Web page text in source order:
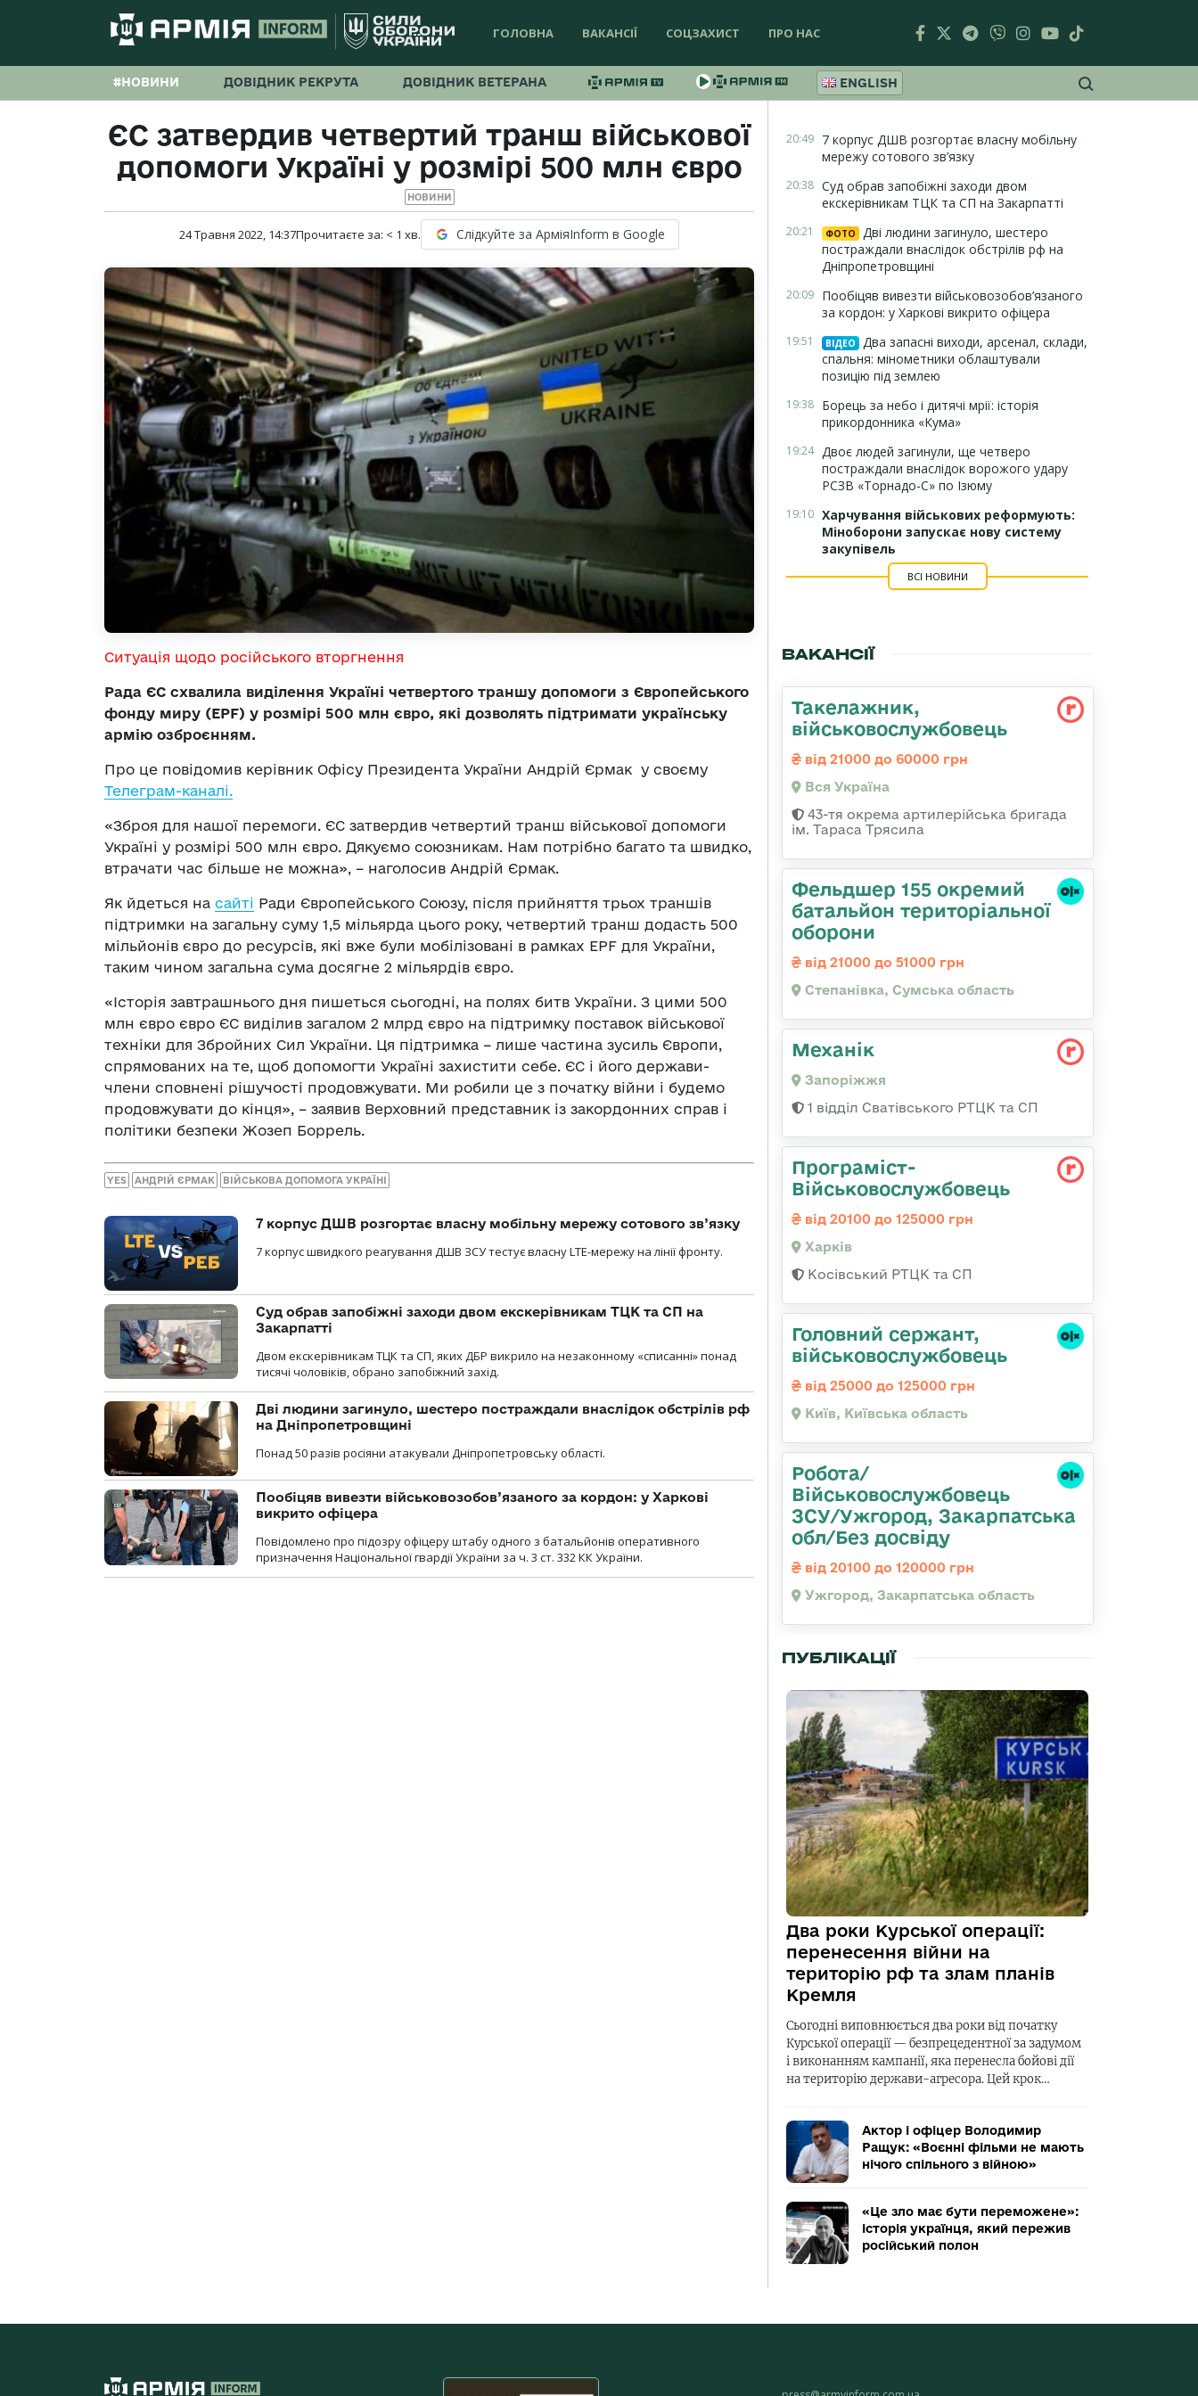
ГОЛОВНА ВАКАНСІЇ СОЦЗАХИСТ ПРО НАС
#НОВИНИ ДОВІДНИК РЕКРУТА ДОВІДНИК ВЕТЕРАНА ENGLISH
ЄС затвердив четвертий транш військової
допомоги Україні у розмірі 500 млн євро
НОВИНИ
24 Травня 2022, 14:37Прочитаєте за: < 1 хв. Слідкуйте за АрміяInform в Google
Ситуація щодо російського вторгнення
Рада ЄС схвалила виділення Україні четвертого траншу допомоги з Європейського
фонду миру (EPF) у розмірі 500 млн євро, які дозволять підтримати українську
армію озброєнням.
Про це повідомив керівник Офісу Президента України Андрій Єрмак у своєму
Телеграм-каналі.
«Зброя для нашої перемоги. ЄС затвердив четвертий транш військової допомоги
Україні у розмірі 500 млн євро. Дякуємо союзникам. Нам потрібно багато та швидко,
втрачати час більше не можна», – наголосив Андрій Єрмак.
Як йдеться на сайті Ради Європейського Союзу, після прийняття трьох траншів
підтримки на загальну суму 1,5 мільярда цього року, четвертий транш додасть 500
мільйонів євро до ресурсів, які вже були мобілізовані в рамках EPF для України,
таким чином загальна сума досягне 2 мільярдів євро.
«Історія завтрашнього дня пишеться сьогодні, на полях битв України. З цими 500
млн євро євро ЄС виділив загалом 2 млрд євро на підтримку поставок військової
техніки для Збройних Сил України. Ця підтримка – лише частина зусиль Європи,
спрямованих на те, щоб допомогти Україні захистити себе. ЄС і його держави-
члени сповнені рішучості продовжувати. Ми робили це з початку війни і будемо
продовжувати до кінця», – заявив Верховний представник із закордонних справ і
політики безпеки Жозеп Боррель.
YES АНДРІЙ ЄРМАК ВІЙСЬКОВА ДОПОМОГА УКРАЇНІ
7 корпус ДШВ розгортає власну мобільну мережу сотового зв’язку
7 корпус швидкого реагування ДШВ ЗСУ тестує власну LTE-мережу на лінії фронту.
Суд обрав запобіжні заходи двом екскерівникам ТЦК та СП на
Закарпатті
Двом екскерівникам ТЦК та СП, яких ДБР викрило на незаконному «списанні» понад
тисячі чоловіків, обрано запобіжний захід.
Дві людини загинуло, шестеро постраждали внаслідок обстрілів рф
на Дніпропетровщині
Понад 50 разів росіяни атакували Дніпропетровську області.
Пообіцяв вивезти військовозобов’язаного за кордон: у Харкові
викрито офіцера
Повідомлено про підозру офіцеру штабу одного з батальйонів оперативного
призначення Національної гвардії України за ч. 3 ст. 332 КК України.
20:49 7 корпус ДШВ розгортає власну мобільну
мережу сотового зв’язку
20:38 Суд обрав запобіжні заходи двом
екскерівникам ТЦК та СП на Закарпатті
20:21 ФОТО
Дві людини загинуло, шестеро
постраждали внаслідок обстрілів рф на
Дніпропетровщині
20:09 Пообіцяв вивезти військовозобов’язаного
за кордон: у Харкові викрито офіцера
19:51 ВІДЕО
Два запасні виходи, арсенал, склади,
спальня: мінометники облаштували
позицію під землею
19:38 Борець за небо і дитячі мрії: історія
прикордонника «Кума»
19:24 Двоє людей загинули, ще четверо
постраждали внаслідок ворожого удару
РСЗВ «Торнадо-С» по Ізюму
19:10 Харчування військових реформують:
Міноборони запускає нову систему
закупівель
ВСІ НОВИНИ
ВАКАНСІЇ
Такелажник,
військовослужбовець
від 21000 до 60000 грн
Вся Україна
43-тя окрема артилерійська бригада
ім. Тараса Трясила
Фельдшер 155 окремий
батальйон територіальної
оборони
від 21000 до 51000 грн
Степанівка, Сумська область
Механік
Запоріжжя
1 відділ Сватівського РТЦК та СП
Програміст-
Військовослужбовець
від 20100 до 125000 грн
Харків
Косівський РТЦК та СП
Головний сержант,
військовослужбовець
від 25000 до 125000 грн
Київ, Київська область
Робота/
Військовослужбовець
ЗСУ/Ужгород, Закарпатська
обл/Без досвіду
від 20100 до 120000 грн
Ужгород, Закарпатська область
ПУБЛІКАЦІЇ
Два роки Курської операції:
перенесення війни на
територію рф та злам планів
Кремля
Сьогодні виповнюється два роки від початку
Курської операції — безпрецедентної за задумом
і виконанням кампанії, яка перенесла бойові дії
на територію держави-агресора. Цей крок…
Актор і офіцер Володимир
Ращук: «Воєнні фільми не мають
нічого спільного з війною»
«Це зло має бути переможене»:
історія українця, який пережив
російський полон